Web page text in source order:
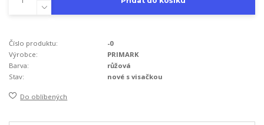
Číslo produktu:
-0
Výrobce:
PRIMARK
Barva:
růžová
Stav:
nové s visačkou
Do oblíbených